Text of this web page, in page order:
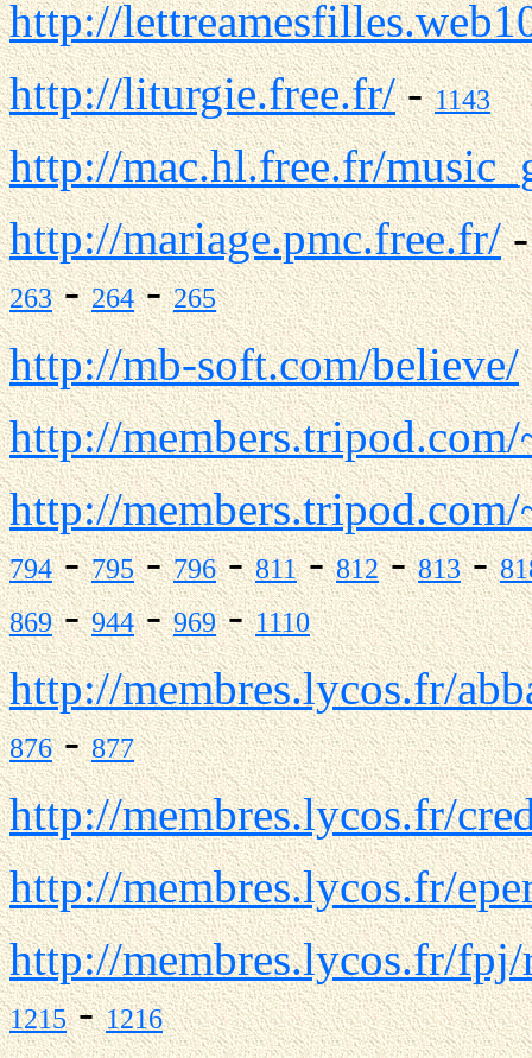
http://
http://liturgie.free.fr/-1143
http://mac.hl.free.fr/
http://mariage.pmc.free.fr/
263-264-265
http://mb-soft.com/believe/
http://members.tripod.com/
http://members.tripod.com/
794-795-796-811-812-813-
869-944-969-1110
http://membres.lycos.fr/
876-877
http://membres.lycos.fr/
http://membres.lycos.fr/
http://membres.lycos.fr/fpj/
1215-1216